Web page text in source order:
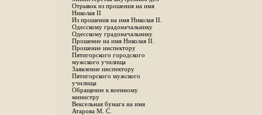
Отрывок из прошения на имя
Николая II
Из прошения на имя Николая II.
Одесскому градоначальнику
Одесскому градоначальнику
Прошение на имя Николая II.
Прошение инспектору
Пятигорского городского
мужского училища
Заявление инспектору
Пятигорского мужского
училища
Обращение к военному
министру
Вексельная бумага на имя
Атарова М. С.